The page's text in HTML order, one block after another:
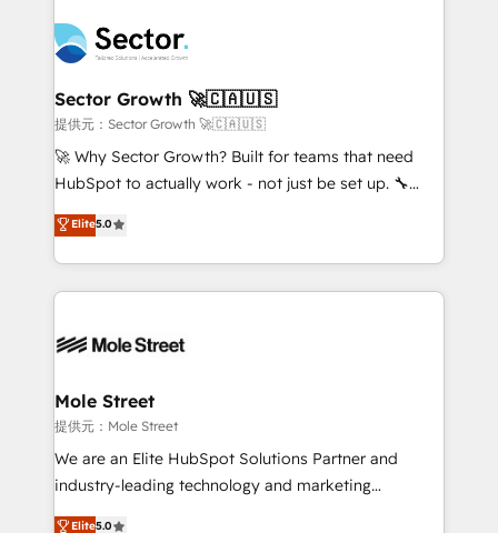
empresas em 13 países utilizam a Nexforce. Somos
a maior parceira da HubSpot na América Latina e
líder no ranking global de sucesso do cliente da
HubSpot.
businesses. Our teams are based in North America
and APAC. We are HubSpot's top-ranked Advanced
Implementation Certified Partner and we contribute
to their advisory council. We strive to do 'good work
with good people' and have worked with incredible
brands. You can see some of them on our website,
Sector Growth 🚀🇨🇦🇺🇸
提供元：Sector Growth 🚀🇨🇦🇺🇸
🚀 Why Sector Growth? Built for teams that need
HubSpot to actually work - not just be set up. 🔧
HubSpot Experts: Onboarding, migrations,
automation, and training built for adoption. ⚡ Highly
Technical Execution: ERP, EMR and Custom
Integrations; complex builds delivered in weeks, not
workflows; automation agents; process optimization
Healthcare: HIPAA implementations; secure data
workflows 💼 Financial Services: compliant
workflows; audit-ready reporting ⚖️ Legal: client
intake; pipeline and document workflows 🛒 E-
Elite5.0
Mole Street
提供元：Mole Street
We are an Elite HubSpot Solutions Partner and
industry-leading technology and marketing
consultancy. Our focus is on enterprise and mid-
Elite5.0